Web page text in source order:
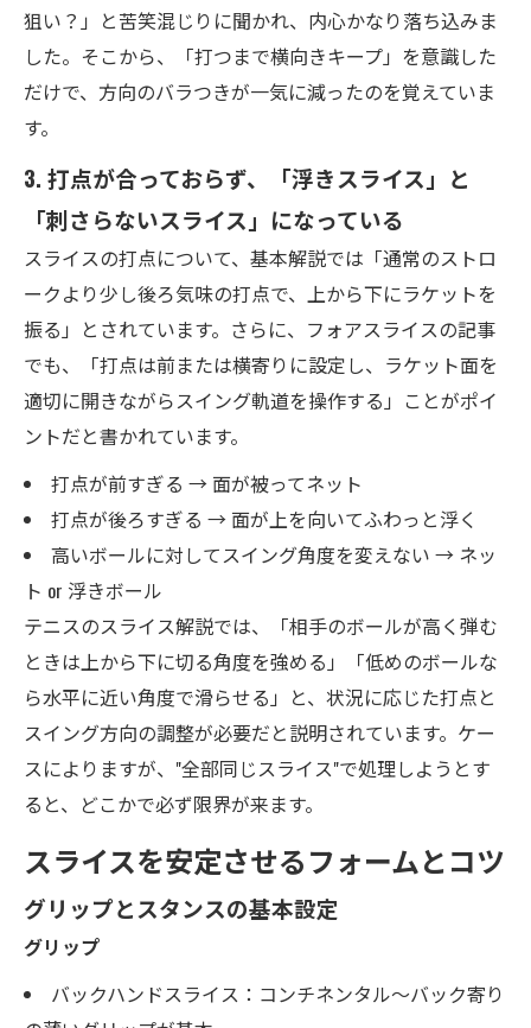
狙い？」と苦笑混じりに聞かれ、内心かなり落ち込みま
した。そこから、「打つまで横向きキープ」を意識した
だけで、方向のバラつきが一気に減ったのを覚えていま
す。
3. 打点が合っておらず、「浮きスライス」と
「刺さらないスライス」になっている
スライスの打点について、基本解説では「通常のストロ
ークより少し後ろ気味の打点で、上から下にラケットを
振る」とされています。さらに、フォアスライスの記事
でも、「打点は前または横寄りに設定し、ラケット面を
適切に開きながらスイング軌道を操作する」ことがポイ
ントだと書かれています。
打点が前すぎる → 面が被ってネット
打点が後ろすぎる → 面が上を向いてふわっと浮く
高いボールに対してスイング角度を変えない → ネッ
ト or 浮きボール
テニスのスライス解説では、「相手のボールが高く弾む
ときは上から下に切る角度を強める」「低めのボールな
ら水平に近い角度で滑らせる」と、状況に応じた打点と
スイング方向の調整が必要だと説明されています。ケー
スによりますが、"全部同じスライス"で処理しようとす
ると、どこかで必ず限界が来ます。
スライスを安定させるフォームとコツ
グリップとスタンスの基本設定
グリップ
バックハンドスライス：コンチネンタル〜バック寄り